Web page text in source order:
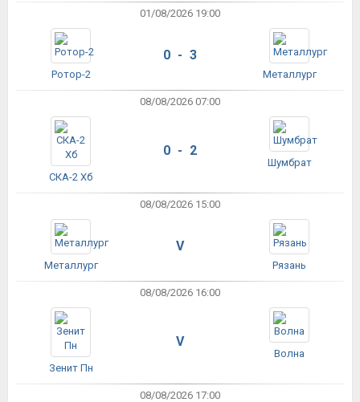
01/08/2026 19:00
Ротор-2
0 - 3
Металлург
08/08/2026 07:00
СКА-2 Хб
0 - 2
Шумбрат
08/08/2026 15:00
Металлург
V
Рязань
08/08/2026 16:00
Зенит Пн
V
Волна
08/08/2026 17:00